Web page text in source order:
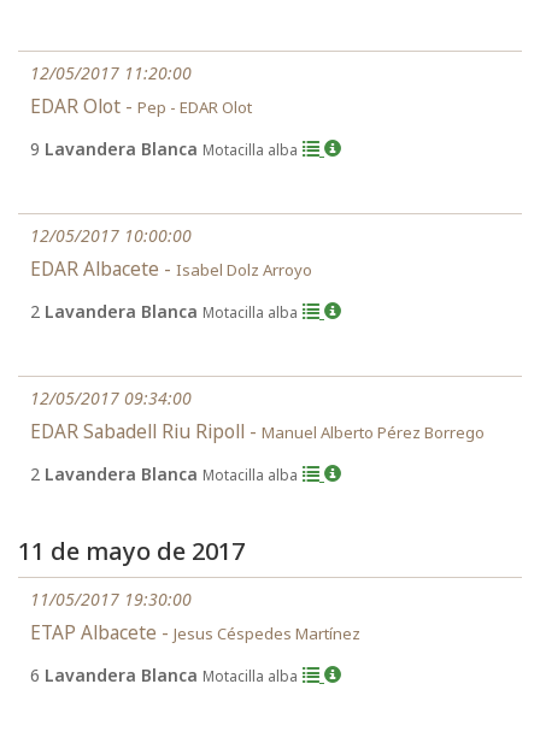
12/05/2017 11:20:00
EDAR Olot - Pep - EDAR Olot
9 Lavandera Blanca Motacilla alba
12/05/2017 10:00:00
EDAR Albacete - Isabel Dolz Arroyo
2 Lavandera Blanca Motacilla alba
12/05/2017 09:34:00
EDAR Sabadell Riu Ripoll - Manuel Alberto Pérez Borrego
2 Lavandera Blanca Motacilla alba
11 de mayo de 2017
11/05/2017 19:30:00
ETAP Albacete - Jesus Céspedes Martínez
6 Lavandera Blanca Motacilla alba